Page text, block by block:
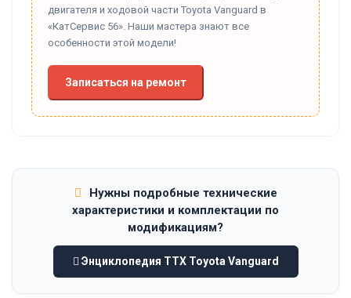
двигателя и ходовой части Toyota Vanguard в
«КатСервис 56». Наши мастера знают все
особенности этой модели!
Записаться на ремонт
Нужны подробные технические
характеристики и комплектации по
модификациям?
Энциклопедия ТТХ Toyota Vanguard